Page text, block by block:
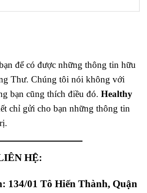
để có được những thông tin hữu
Thư. Chúng tôi nói không với
bạn cũng thích điều đó. Healthy
chỉ gửi cho bạn những thông tin
HỆ:
134/01 Tô Hiến Thành, Quận